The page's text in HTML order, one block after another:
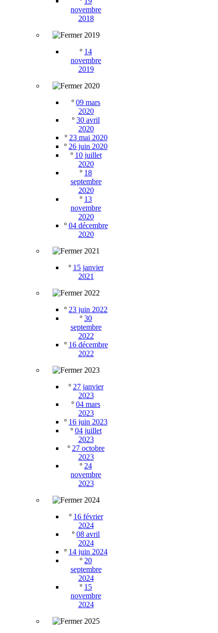
novembre
2018
2019
º 14
novembre
2019
2020
º 09 mars
2020
º 30 avril
2020
º 23 mai 2020
º 26 juin 2020
º 10 juillet
2020
º 18
septembre
2020
º 13
novembre
2020
º 04 décembre
2020
2021
º 15 janvier
2021
2022
º 23 juin 2022
º 30
septembre
2022
º 16 décembre
2022
2023
º 27 janvier
2023
º 04 mars
2023
º 16 juin 2023
º 04 juillet
2023
º 27 octobre
2023
º 24
novembre
2023
2024
º 16 février
2024
º 08 avril
2024
º 14 juin 2024
º 20
septembre
2024
º 15
novembre
2024
2025